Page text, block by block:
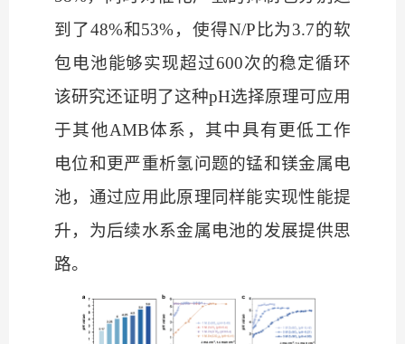
到了48%和53%，使得N/P比为3.7的软
包电池能够实现超过600次的稳定循环
该研究还证明了这种pH选择原理可应用
于其他AMB体系，其中具有更低工作
电位和更严重析氢问题的锰和镁金属电
池，通过应用此原理同样能实现性能提
升，为后续水系金属电池的发展提供思
路。